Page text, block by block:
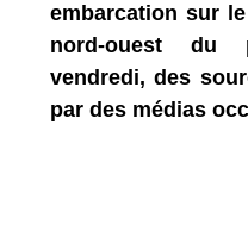
embarcation sur
nord-ouest du
vendredi, des
par des médias